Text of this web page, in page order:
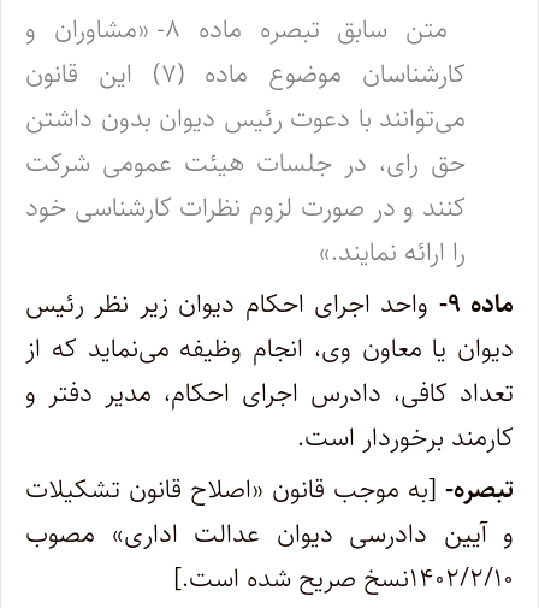
متن سابق تبصره ماده ۸- «مشاوران و
کارشناسان موضوع ماده (۷) این قانون
می‌توانند با دعوت رئیس دیوان بدون داشتن
حق رای، در جلسات هیئت عمومی شرکت
کنند و در صورت لزوم نظرات کارشناسی خود
را ارائه نمایند.»
ماده ۹-
واحد اجرای احکام دیوان زیر نظر رئیس
دیوان یا معاون وی، انجام وظیفه می‌نماید که از
تعداد کافی، دادرس اجرای احکام، مدیر دفتر و
کارمند برخوردار است.
تبصره- [به موجب قانون «اصلاح قانون تشکیلات
و آیین دادرسی دیوان عدالت اداری» مصوب
۱۴۰۲/۲/۱۰نسخ صریح شده است.]